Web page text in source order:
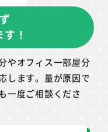
！
やオフィス一部屋分
します。量が原因で
一度ご相談くださ